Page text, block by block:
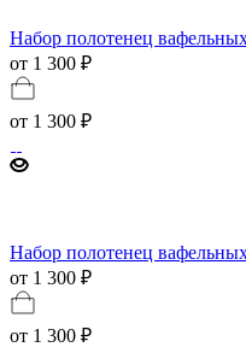
Набор полотенец
от 1 300 ₽
от 1 300 ₽
Набор полотенец
от 1 300 ₽
от 1 300 ₽